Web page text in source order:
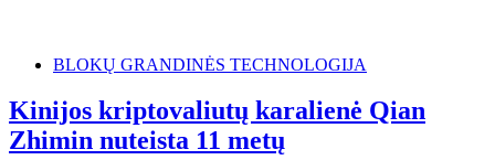
BLOKŲ GRANDINĖS TECHNOLOGIJA
Kinijos kriptovaliutų karalienė Qian
Zhimin nuteista 11 metų